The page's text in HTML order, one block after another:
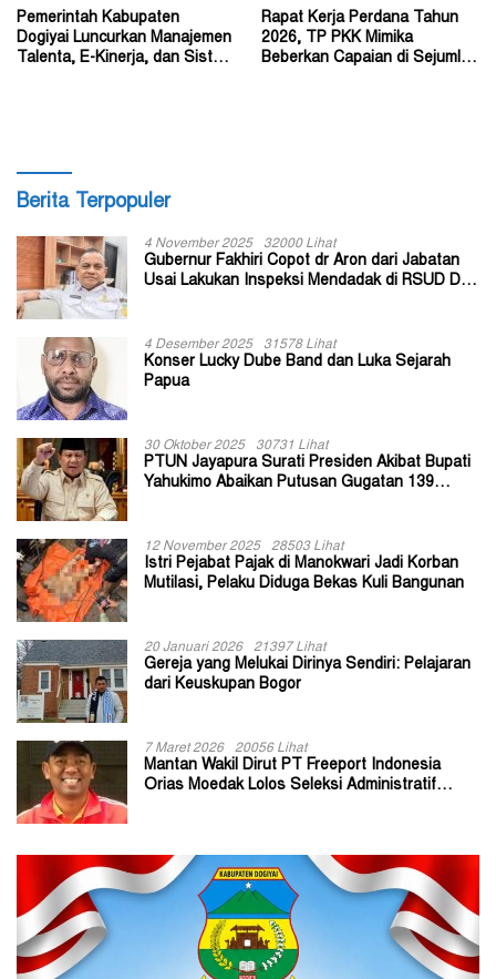
Pemerintah Kabupaten
Dogiyai Luncurkan Manajemen
Talenta, E-Kinerja, dan Sistem
Rapat Kerja Perdana Tahun
2026, TP PKK Mimika
Beberkan Capaian di Sejumlah
Berita Terpopuler
4 November 2025 32000 Lihat
Gubernur Fakhiri Copot dr Aron dari Jabatan
Usai Lakukan Inspeksi Mendadak di RSUD Dok
4 Desember 2025 31578 Lihat
Konser Lucky Dube Band dan Luka Sejarah
Papua
30 Oktober 2025 30731 Lihat
PTUN Jayapura Surati Presiden Akibat Bupati
Yahukimo Abaikan Putusan Gugatan 139
12 November 2025 28503 Lihat
Istri Pejabat Pajak di Manokwari Jadi Korban
Mutilasi, Pelaku Diduga Bekas Kuli Bangunan
20 Januari 2026 21397 Lihat
Gereja yang Melukai Dirinya Sendiri: Pelajaran
dari Keuskupan Bogor
7 Maret 2026 20056 Lihat
Mantan Wakil Dirut PT Freeport Indonesia
Orias Moedak Lolos Seleksi Administratif